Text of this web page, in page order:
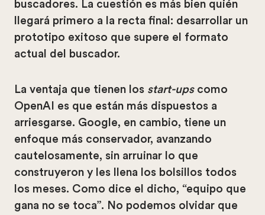
buscadores. La cuestión es más bien quién
llegará primero a la recta final: desarrollar un
prototipo exitoso que supere el formato
actual del buscador.
La ventaja que tienen los start-upscomo
OpenAI es que están más dispuestos a
arriesgarse. Google, en cambio, tiene un
enfoque más conservador, avanzando
cautelosamente, sin arruinar lo que
construyeron y les llena los bolsillos todos
los meses. Como dice el dicho, “equipo que
gana no se toca”. No podemos olvidar que